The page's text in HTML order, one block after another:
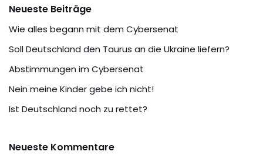
Neueste Beiträge
Wie alles begann mit dem Cybersenat
Soll Deutschland den Taurus an die Ukraine liefern?
Abstimmungen im Cybersenat
Nein meine Kinder gebe ich nicht!
Ist Deutschland noch zu rettet?
Neueste Kommentare